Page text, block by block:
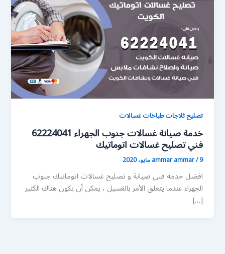
تصليح ثلاجات طباخات غسالات
خدمة صيانة غسالات جنوب الجهراء 62224041
فني تصليح غسالات اتوماتيك
ammar ammar/9 مايو، 2020
افضل خدمة فني صيانة و تصليح غسالات اتوماتيك جنوب
الجهراء عندما يتعلق الأمر بالغسيل ، يمكن أن يكون هناك الكثير
[…]